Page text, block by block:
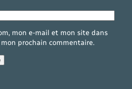
mon e-mail et mon site dans
prochain commentaire.